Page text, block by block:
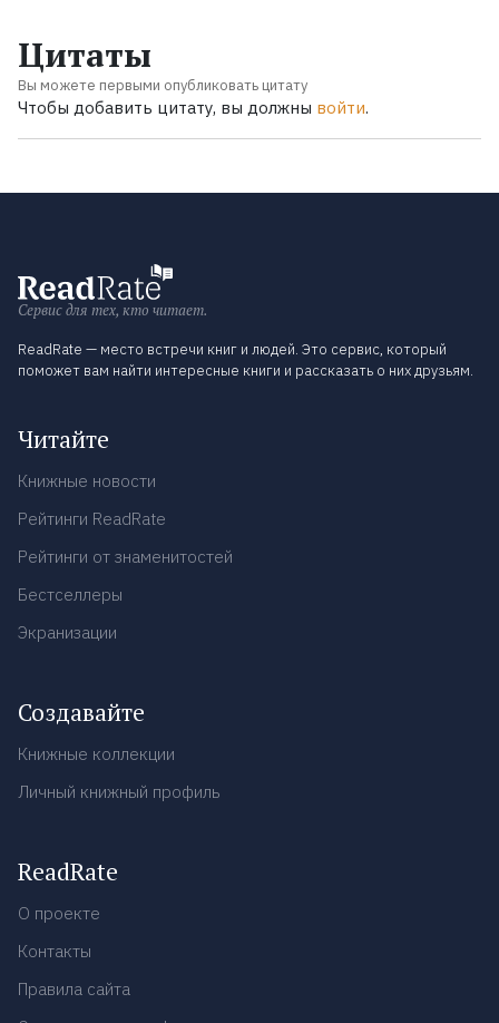
Цитаты
Вы можете первыми опубликовать цитату
Чтобы добавить цитату, вы должны войти.
Сервис для тех, кто читает.
ReadRate — место встречи книг и людей. Это сервис, который
поможет вам найти интересные книги и рассказать о них друзьям.
Читайте
Книжные новости
Рейтинги ReadRate
Рейтинги от знаменитостей
Бестселлеры
Экранизации
Создавайте
Книжные коллекции
Личный книжный профиль
ReadRate
О проекте
Контакты
Правила сайта